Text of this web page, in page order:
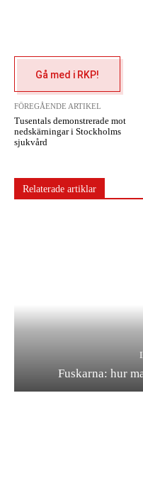
Gå med i RKP!
FÖREGÅENDE ARTIKEL
Tusentals demonstrerade mot
nedskärningar i Stockholms
sjukvård
Relaterade artiklar
Fuskarna: hur